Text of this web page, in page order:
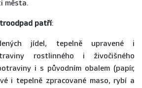
města.
patří:
jídel, tepelně upravené i
rostlinného i živočišného
i s původním obalem (papír,
i tepelně zpracované maso, rybí a